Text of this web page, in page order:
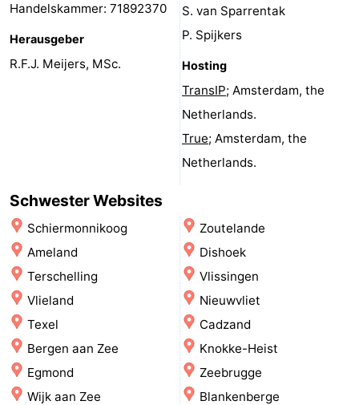
Denkmäler
-
Rundfahrten
-
Experiences
Dörfer
&
Städte
Führungen
Sport
-
Radfahren
-
Handelskammer: 71892370
Herausgeber
R.F.J. Meijers, MSc.
S. van Sparrentak
P. Spijkers
Hosting
TransIP; Amsterdam, the
Netherlands.
True; Amsterdam, the
Netherlands.
Schwester Websites
Schiermonnikoog
Ameland
Terschelling
Vlieland
Texel
Bergen aan Zee
Egmond
Wijk aan Zee
Zoutelande
Dishoek
Vlissingen
Nieuwvliet
Cadzand
Knokke-Heist
Zeebrugge
Blankenberge